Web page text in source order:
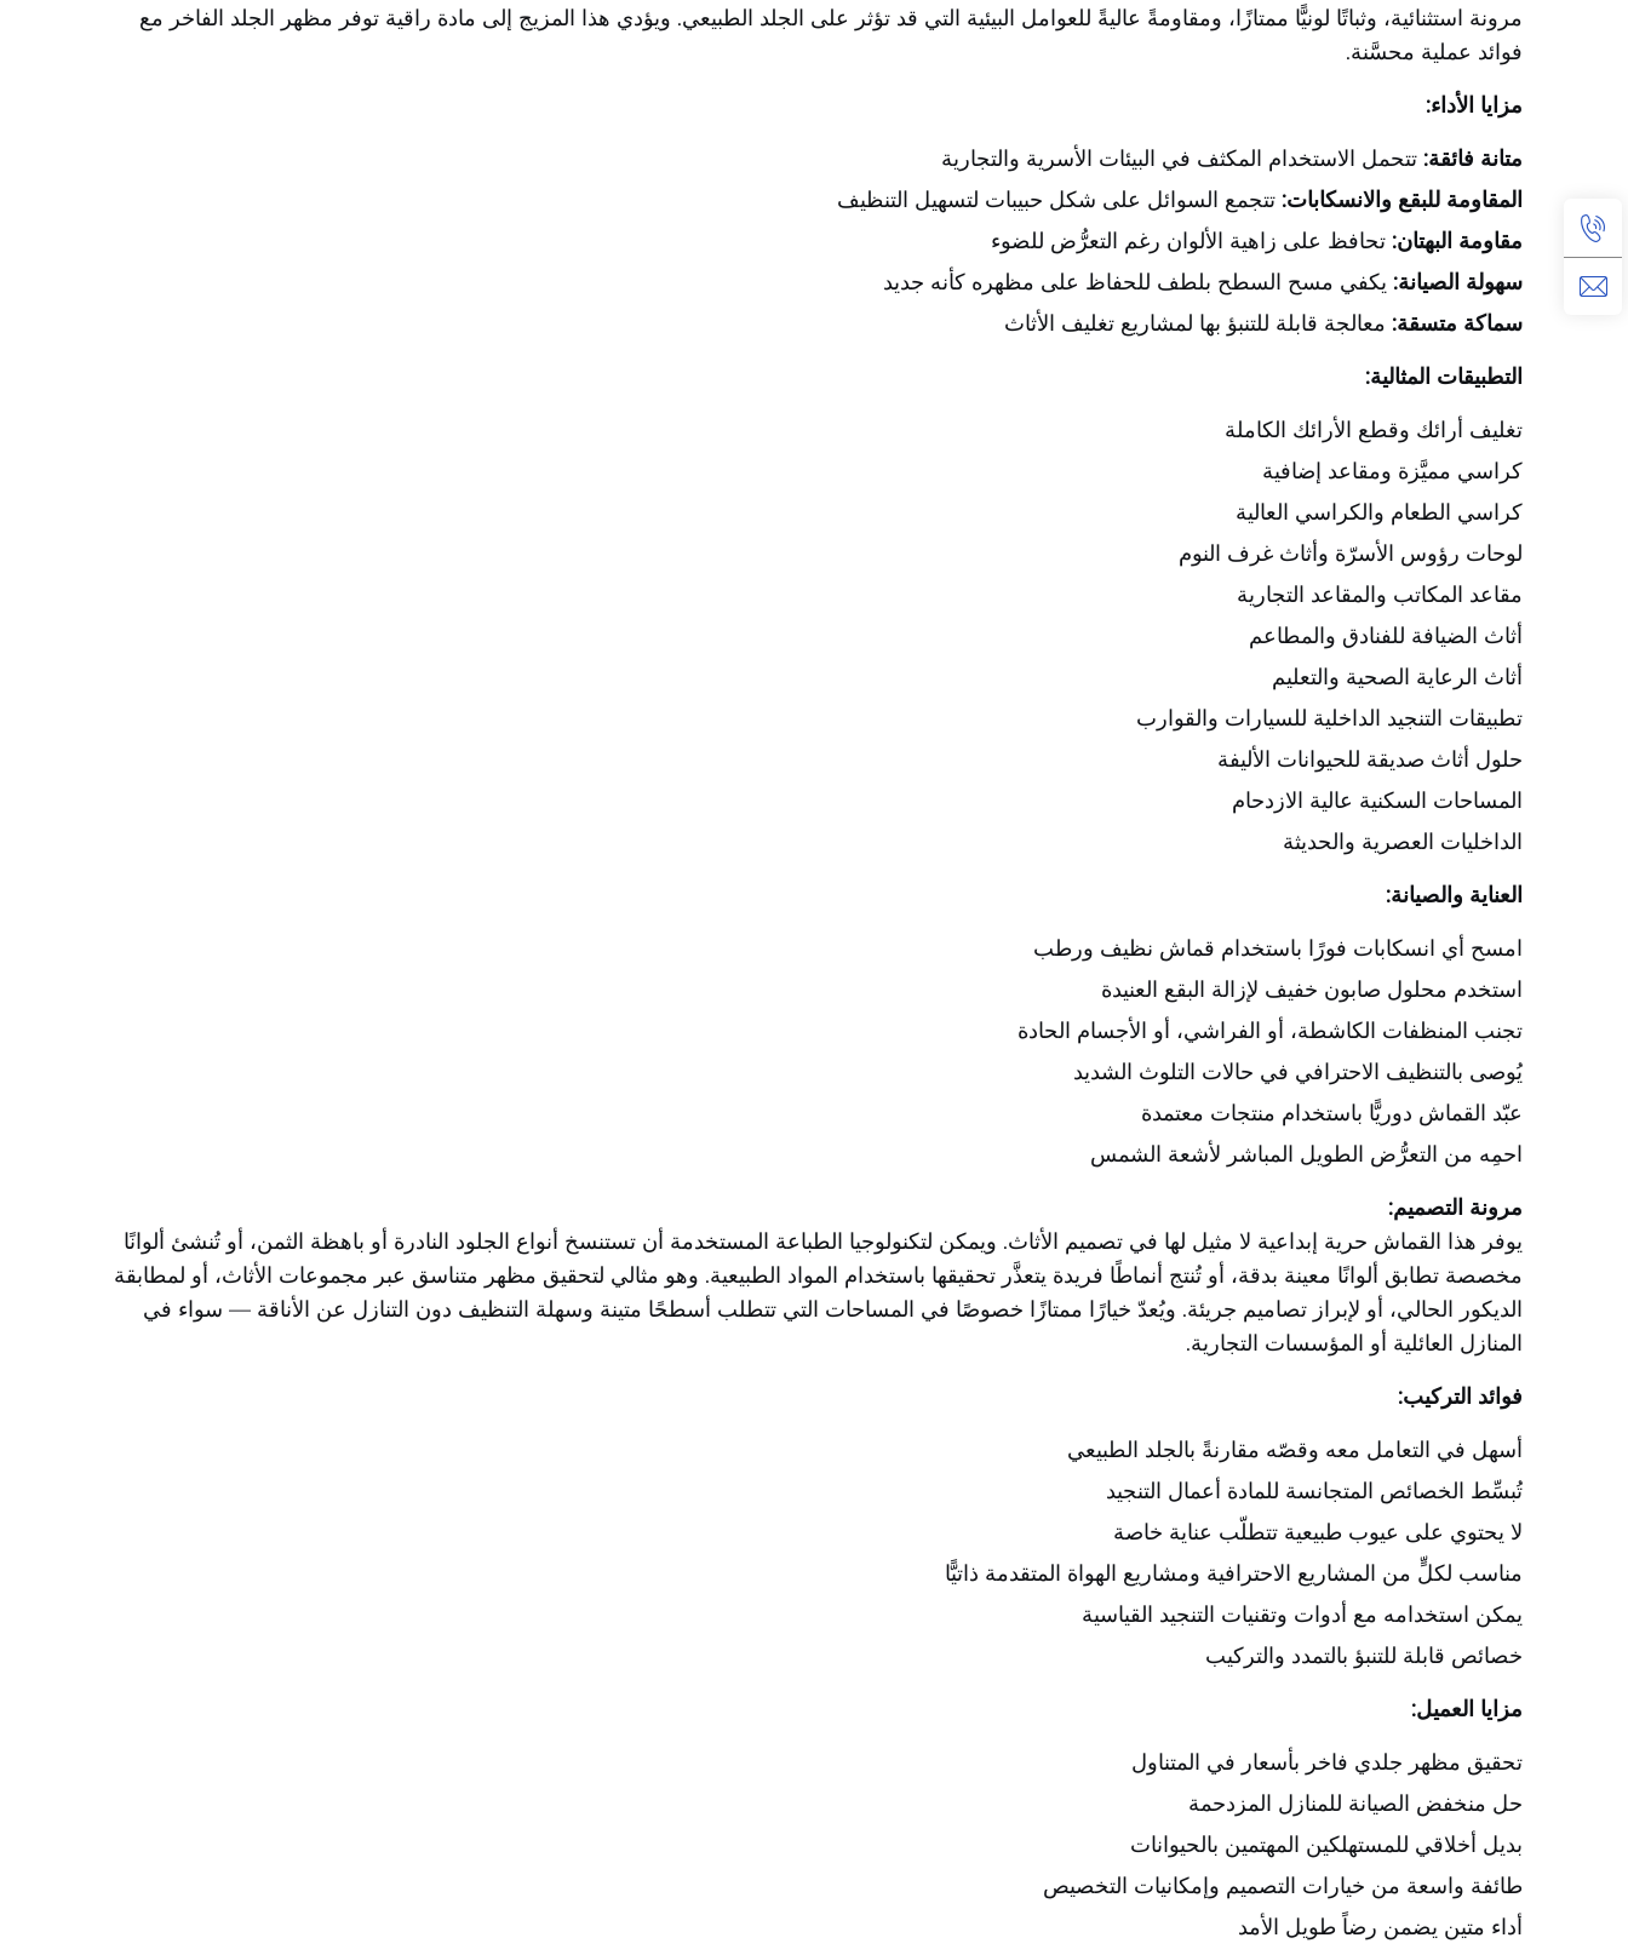
مرونة استثنائية، وثباتًا لونيًّا ممتازًا، ومقاومةً عاليةً للعوامل البيئية التي قد تؤثر على الجلد الطبيعي. ويؤدي هذا المزيج إلى مادة راقية توفر مظهر الجلد الفاخر مع
فوائد عملية محسَّنة.
مزايا الأداء:
متانة فائقة: تتحمل الاستخدام المكثف في البيئات الأسرية والتجارية
المقاومة للبقع والانسكابات: تتجمع السوائل على شكل حبيبات لتسهيل التنظيف
مقاومة البهتان: تحافظ على زاهية الألوان رغم التعرُّض للضوء
سهولة الصيانة: يكفي مسح السطح بلطف للحفاظ على مظهره كأنه جديد
سماكة متسقة: معالجة قابلة للتنبؤ بها لمشاريع تغليف الأثاث
التطبيقات المثالية:
تغليف أرائك وقطع الأرائك الكاملة
كراسي مميَّزة ومقاعد إضافية
كراسي الطعام والكراسي العالية
لوحات رؤوس الأسرّة وأثاث غرف النوم
مقاعد المكاتب والمقاعد التجارية
أثاث الضيافة للفنادق والمطاعم
أثاث الرعاية الصحية والتعليم
تطبيقات التنجيد الداخلية للسيارات والقوارب
حلول أثاث صديقة للحيوانات الأليفة
المساحات السكنية عالية الازدحام
الداخليات العصرية والحديثة
العناية والصيانة:
امسح أي انسكابات فورًا باستخدام قماش نظيف ورطب
استخدم محلول صابون خفيف لإزالة البقع العنيدة
تجنب المنظفات الكاشطة، أو الفراشي، أو الأجسام الحادة
يُوصى بالتنظيف الاحترافي في حالات التلوث الشديد
عبّد القماش دوريًّا باستخدام منتجات معتمدة
احمِه من التعرُّض الطويل المباشر لأشعة الشمس
مرونة التصميم:
يوفر هذا القماش حرية إبداعية لا مثيل لها في تصميم الأثاث. ويمكن لتكنولوجيا الطباعة المستخدمة أن تستنسخ أنواع الجلود النادرة أو باهظة الثمن، أو تُنشئ ألوانًا
مخصصة تطابق ألوانًا معينة بدقة، أو تُنتج أنماطًا فريدة يتعذَّر تحقيقها باستخدام المواد الطبيعية. وهو مثالي لتحقيق مظهر متناسق عبر مجموعات الأثاث، أو لمطابقة
الديكور الحالي، أو لإبراز تصاميم جريئة. ويُعدّ خيارًا ممتازًا خصوصًا في المساحات التي تتطلب أسطحًا متينة وسهلة التنظيف دون التنازل عن الأناقة — سواء في
المنازل العائلية أو المؤسسات التجارية.
فوائد التركيب:
أسهل في التعامل معه وقصّه مقارنةً بالجلد الطبيعي
تُبسِّط الخصائص المتجانسة للمادة أعمال التنجيد
لا يحتوي على عيوب طبيعية تتطلّب عناية خاصة
مناسب لكلٍّ من المشاريع الاحترافية ومشاريع الهواة المتقدمة ذاتيًّا
يمكن استخدامه مع أدوات وتقنيات التنجيد القياسية
خصائص قابلة للتنبؤ بالتمدد والتركيب
مزايا العميل:
تحقيق مظهر جلدي فاخر بأسعار في المتناول
حل منخفض الصيانة للمنازل المزدحمة
بديل أخلاقي للمستهلكين المهتمين بالحيوانات
طائفة واسعة من خيارات التصميم وإمكانيات التخصيص
أداء متين يضمن رضاً طويل الأمد